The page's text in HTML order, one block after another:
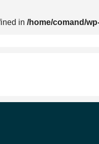
in /home/comand/